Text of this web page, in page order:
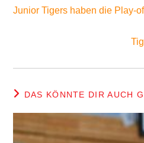
ansehen
Junior Tigers haben die Play-
DAS KÖNNTE DIR AUCH